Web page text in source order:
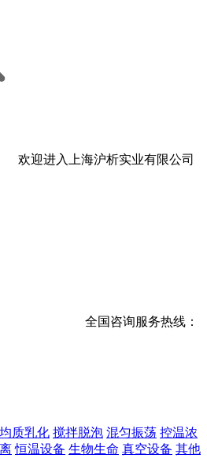
欢迎进入上海沪析实业有限公司
全国咨询服务热线：
均质乳化 搅拌脱泡 混匀振荡 控温浓
恒温设备 生物生命 真空设备 其他